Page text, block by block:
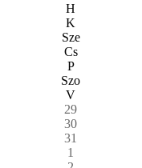
H
K
Sze
Cs
P
Szo
V
29
30
31
1